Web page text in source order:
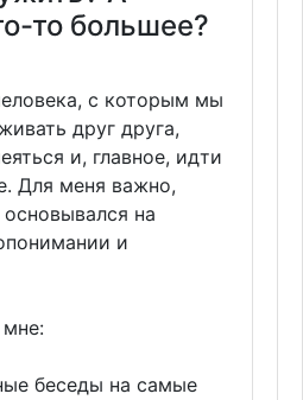
то большее?
с которым мы
друг друга,
и, главное, идти
Для меня важно,
на
и
беседы на самые